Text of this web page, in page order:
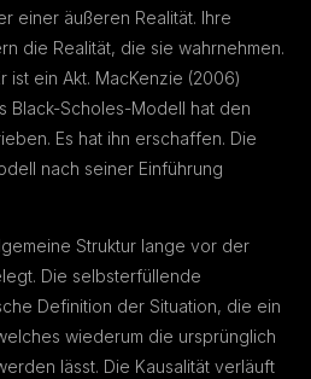
einer äußeren Realität. Ihre
die Realität, die sie wahrnehmen.
ist ein Akt. MacKenzie (2006)
Black-Scholes-Modell hat den
Es hat ihn erschaffen. Die
nach seiner Einführung
Struktur lange vor der
Die selbsterfüllende
Definition der Situation, die ein
wiederum die ursprünglich
lässt. Die Kausalität verläuft